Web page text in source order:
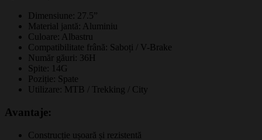
Dimensiune: 27.5”
Material jantă: Aluminiu
Culoare: Albastru
Compatibilitate frână: Saboți / V-Brake
Număr găuri: 36H
Spite: 14G
Poziție: Spate
Utilizare: MTB / Trekking / City
Avantaje:
Construcție ușoară și rezistentă